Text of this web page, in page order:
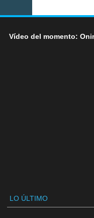
Vídeo del momento:
LO ÚLTIMO